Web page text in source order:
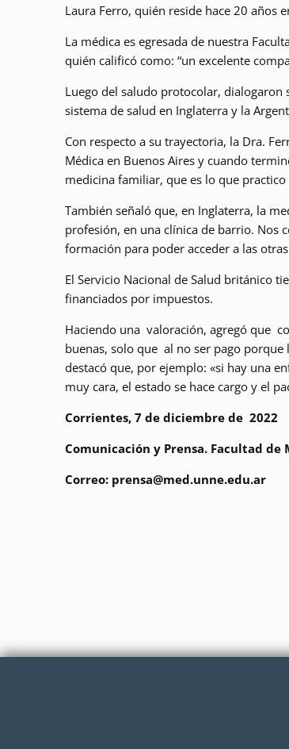
Laura Ferro, quién reside hace 20 años
La médica es egresada de nuestra
quién calificó como: “un excelente
Luego del saludo protocolar, dialogaron
sistema de salud en Inglaterra y la
Con respecto a su trayectoria, la Dra.
Médica en Buenos Aires y cuando
medicina familiar, que es lo que practico
También señaló que, en Inglaterra, la
profesión, en una clínica de barrio. Nos
formación para poder acceder a las
El Servicio Nacional de Salud británico
financiados por impuestos.
Haciendo una valoración, agregó que
buenas, solo que al no ser pago
destacó que, por ejemplo: «si hay una
muy cara, el estado se hace cargo y el
Corrientes, 7 de diciembre de 2022
Comunicación y Prensa. Facultad de
Correo: prensa@med.unne.edu.ar